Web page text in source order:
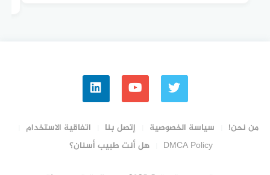
من نحن! سياسة الخصوصية إتصل بنا
اتفاقية الاستخدام
DMCA Policy
هل أنت طبيب أسنان؟